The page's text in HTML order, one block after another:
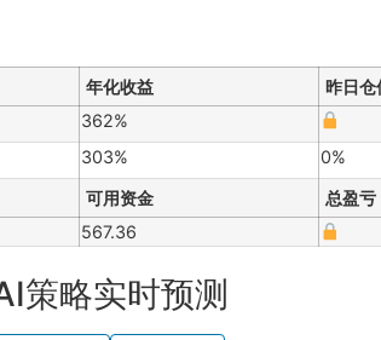
年化收益 昨日仓
362%
303%
0%
可用资金
总盈亏
567.36
策略实时预测